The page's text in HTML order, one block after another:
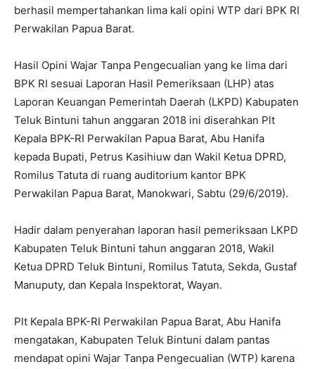
berhasil mempertahankan lima kali opini WTP dari BPK RI
Perwakilan Papua Barat.
Hasil Opini Wajar Tanpa Pengecualian yang ke lima dari
BPK RI sesuai Laporan Hasil Pemeriksaan (LHP) atas
Laporan Keuangan Pemerintah Daerah (LKPD) Kabupaten
Teluk Bintuni tahun anggaran 2018 ini diserahkan Plt
Kepala BPK-RI Perwakilan Papua Barat, Abu Hanifa
kepada Bupati, Petrus Kasihiuw dan Wakil Ketua DPRD,
Romilus Tatuta di ruang auditorium kantor BPK
Perwakilan Papua Barat, Manokwari, Sabtu (29/6/2019).
Hadir dalam penyerahan laporan hasil pemeriksaan LKPD
Kabupaten Teluk Bintuni tahun anggaran 2018, Wakil
Ketua DPRD Teluk Bintuni, Romilus Tatuta, Sekda, Gustaf
Manuputy, dan Kepala Inspektorat, Wayan.
Plt Kepala BPK-RI Perwakilan Papua Barat, Abu Hanifa
mengatakan, Kabupaten Teluk Bintuni dalam pantas
mendapat opini Wajar Tanpa Pengecualian (WTP) karena